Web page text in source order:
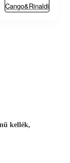
Cango&Rinaldi
kellék,